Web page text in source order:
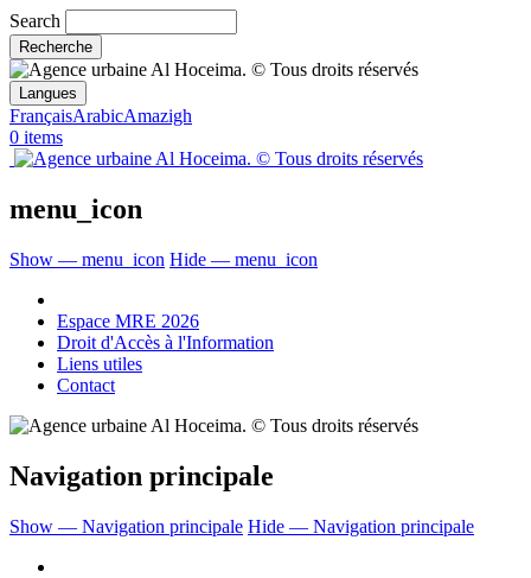
Search
Langues
FrançaisArabicAmazigh
0 items
menu_icon
Show — menu_icon Hide — menu_icon
Espace MRE 2026
Droit d'Accès à l'Information
Liens utiles
Contact
Navigation principale
Show — Navigation principale Hide — Navigation principale